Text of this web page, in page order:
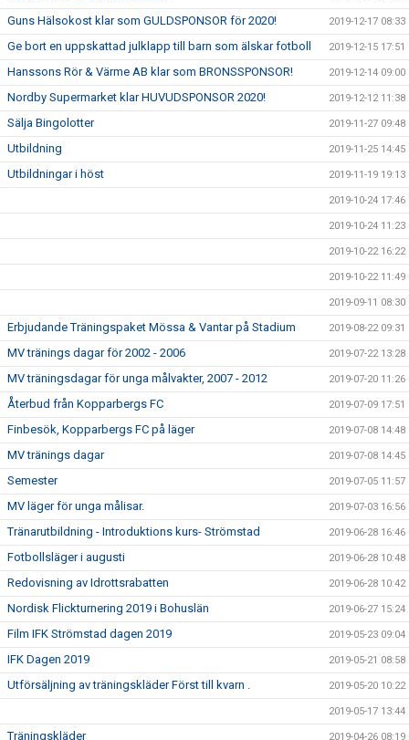
Guns Hälsokost klar som GULDSPONSOR för 2020! 2019-12-17 08:33
Ge bort en uppskattad julklapp till barn som älskar fotboll 2019-12-15 17:51
Hanssons Rör & Värme AB klar som BRONSSPONSOR! 2019-12-14 09:00
Nordby Supermarket klar HUVUDSPONSOR 2020! 2019-12-12 11:38
Sälja Bingolotter 2019-11-27 09:48
Utbildning 2019-11-25 14:45
Utbildningar i höst 2019-11-19 19:13
2019-10-24 17:46
2019-10-24 11:23
2019-10-22 16:22
2019-10-22 11:49
2019-09-11 08:30
Erbjudande Träningspaket Mössa & Vantar på Stadium 2019-08-22 09:31
MV tränings dagar för 2002 - 2006 2019-07-22 13:28
MV träningsdagar för unga målvakter, 2007 - 2012 2019-07-20 11:26
Återbud från Kopparbergs FC 2019-07-09 17:51
Finbesök, Kopparbergs FC på läger 2019-07-08 14:48
MV tränings dagar 2019-07-08 14:45
Semester 2019-07-05 11:57
MV läger för unga målisar. 2019-07-03 16:56
Tränarutbildning - Introduktions kurs- Strömstad 2019-06-28 16:46
Fotbollsläger i augusti 2019-06-28 10:48
Redovisning av Idrottsrabatten 2019-06-28 10:42
Nordisk Flickturnering 2019 i Bohuslän 2019-06-27 15:24
Film IFK Strömstad dagen 2019 2019-05-23 09:04
IFK Dagen 2019 2019-05-21 08:58
Utförsäljning av träningskläder Först till kvarn . 2019-05-20 10:22
2019-05-17 13:44
Träningskläder 2019-04-26 08:19